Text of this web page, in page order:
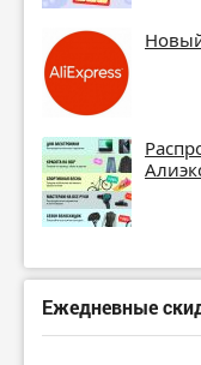
Ежедневные